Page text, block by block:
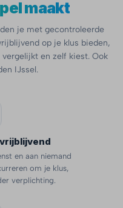
maakt
je met gecontroleerde
op je klus bieden,
en zelf kiest. Ook
IJssel.
en aan niemand
om je klus,
verplichting.